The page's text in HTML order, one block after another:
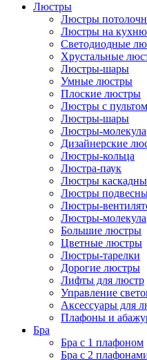
Люстры
Люстры
Люстры на кухню
Светодиодные
Хрустальные
Люстры-шары
Умные люстры
Плоские люстры
Люстры с
Люстры-шары
Люстры-молекула
Дизайнерские
Люстры-кольца
Люстра-паук
Люстры
Люстры
Люстры-
Люстры-молекула
Большие люстры
Цветные люстры
Люстры-тарелки
Дорогие люстры
Лифты для люстр
Управление
Аксессуары для
Плафоны и
Бра
Бра с 1 плафоном
Бра с 2